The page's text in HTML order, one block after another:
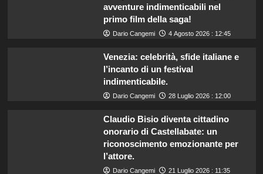
avventure indimenticabili nel
primo film della saga!
Dario Cangemi 4 Agosto 2026 : 12:45
Venezia: celebrità, sfide italiane e
l’incanto di un festival
indimenticabile.
Dario Cangemi 28 Luglio 2026 : 12:00
Claudio Bisio diventa cittadino
onorario di Castellabate: un
riconoscimento emozionante per
l’attore.
Dario Cangemi 21 Luglio 2026 : 11:35